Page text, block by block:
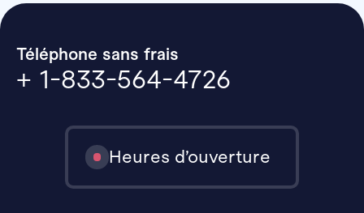
Téléphone sans frais
+ 1-833-564-4726
Heures d’ouverture